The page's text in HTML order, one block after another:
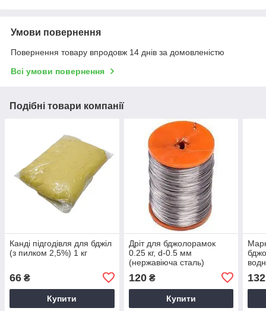
Умови повернення
Повернення товару впродовж 14 днів за домовленістю
Всі умови повернення
Подібні товари компанії
Канді підгодівля для бджіл
(з пилком 2,5%) 1 кг
66 ₴
Купити
Дріт для бджолорамок
0.25 кг, d-0.5 мм
(нержавіюча сталь)
120₴
Купити
132